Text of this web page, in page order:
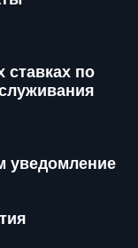
по
уведомление